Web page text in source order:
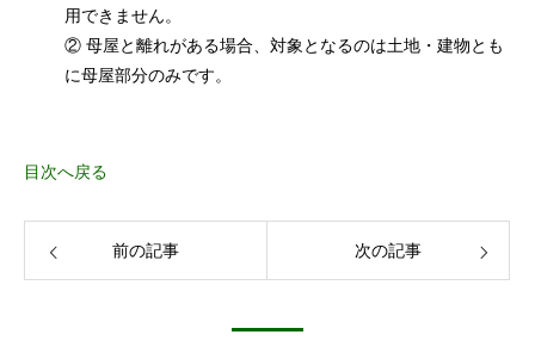
用できません。
② 母屋と離れがある場合、対象となるのは土地・建物とも
に母屋部分のみです。
目次へ戻る
前の記事 次の記事